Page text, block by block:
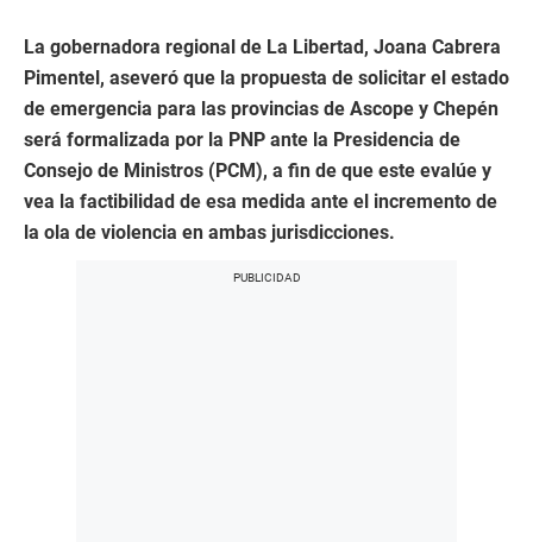
La gobernadora regional de La Libertad, Joana Cabrera
Pimentel, aseveró que la propuesta de solicitar el estado
de emergencia para las provincias de Ascope y Chepén
será formalizada por la PNP ante la Presidencia de
Consejo de Ministros (PCM), a fin de que este evalúe y
vea la factibilidad de esa medida ante el incremento de
la ola de violencia en ambas jurisdicciones.